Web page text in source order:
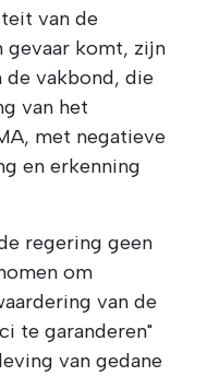
van de
gevaar komt, zijn
de vakbond, die
van het
met negatieve
en erkenning
regering geen
om
van de
te garanderen"
van gedane